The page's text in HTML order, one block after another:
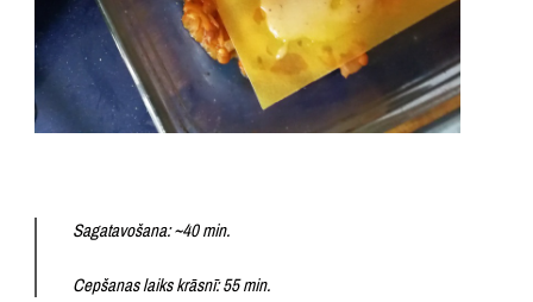
Sagatavošana: ~40 min.
Cepšanas laiks krāsnī: 55 min.